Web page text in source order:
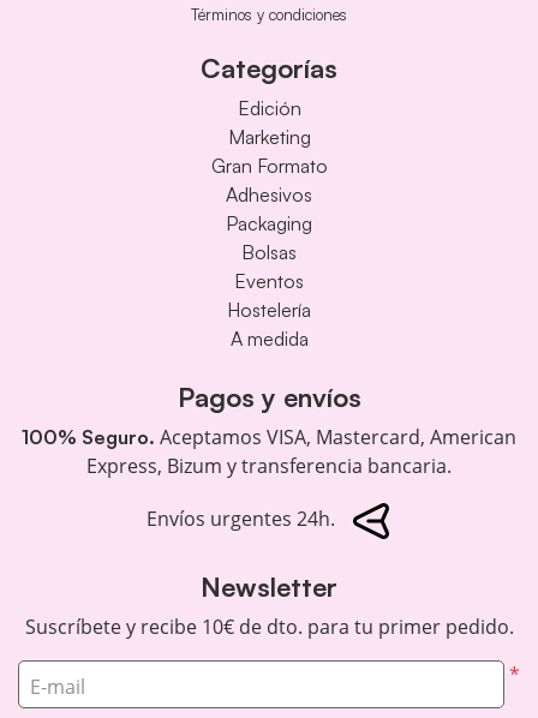
Términos y condiciones
Categorías
Edición
Marketing
Gran Formato
Adhesivos
Packaging
Bolsas
Eventos
Hostelería
A medida
Pagos y envíos
100% Seguro. Aceptamos VISA, Mastercard, American
Express, Bizum y transferencia bancaria.
Envíos urgentes 24h.
Newsletter
Suscríbete y recibe 10€ de dto. para tu primer pedido.
*
E-mail